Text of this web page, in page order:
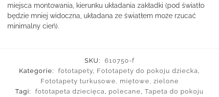
miejsca montowania, kierunku układania zakładki (pod światło
będzie mniej widoczna, układana ze światłem może rzucać
minimalny cień).
SKU:
610750-f
Kategorie:
fototapety, Fototapety do pokoju dziecka,
Fototapety turkusowe, miętowe, zielone
Tagi:
fototapeta dziecięca, polecane, Tapeta do pokoju